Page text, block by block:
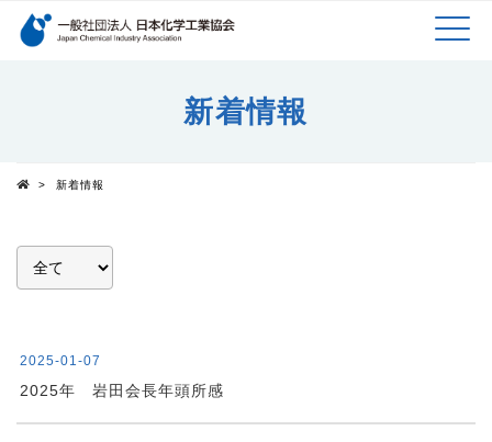
検索キーワード
新着情報
> 新着情報
2025-01-07
2025年 岩田会長年頭所感